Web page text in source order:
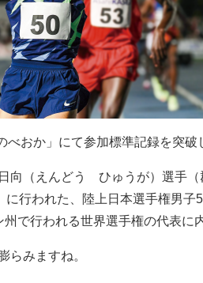
べおか」にて参加標準記録を突破
向（えんどう ひゅうが）選手
に行われた、陸上日本選手権男子
で行われる世界選手権の代表に
らみますね。